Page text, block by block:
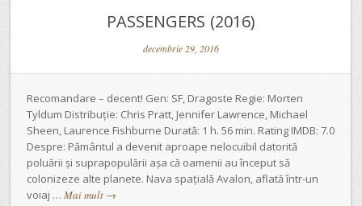
PASSENGERS (2016)
decembrie 29, 2016
Recomandare – decent! Gen: SF, Dragoste Regie: Morten
Tyldum Distribuție: Chris Pratt, Jennifer Lawrence, Michael
Sheen, Laurence Fishburne Durată: 1 h. 56 min. Rating IMDB: 7.0
Despre: Pământul a devenit aproape nelocuibil datorită
poluării și suprapopulării așa că oamenii au început să
colonizeze alte planete. Nava spațială Avalon, aflată într-un
voiaj … Mai mult →